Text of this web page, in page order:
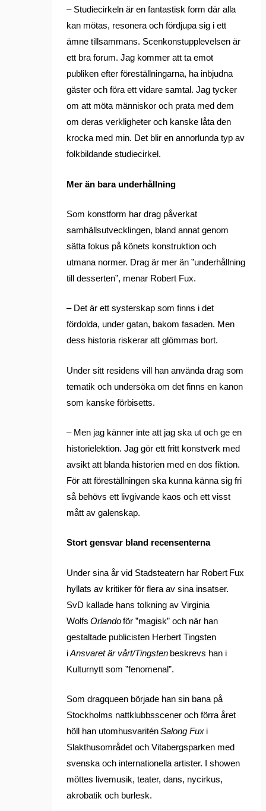
– Studiecirkeln är en fantastisk form där alla
kan mötas, resonera och fördjupa sig i ett
ämne tillsammans. Scenkonstupplevelsen är
ett bra forum. Jag kommer att ta emot
publiken efter föreställningarna, ha inbjudna
gäster och föra ett vidare samtal. Jag tycker
om att möta människor och prata med dem
om deras verkligheter och kanske låta den
krocka med min. Det blir en annorlunda typ av
folkbildande studiecirkel.
Mer än bara underhållning
Som konstform har drag påverkat
samhällsutvecklingen, bland annat genom
sätta fokus på könets konstruktion och
utmana normer. Drag är mer än ”underhållning
till desserten”, menar Robert Fux.
– Det är ett systerskap som finns i det
fördolda, under gatan, bakom fasaden. Men
dess historia riskerar att glömmas bort.
Under sitt residens vill han använda drag som
tematik och undersöka om det finns en kanon
som kanske förbisetts.
– Men jag känner inte att jag ska ut och ge en
historielektion. Jag gör ett fritt konstverk med
avsikt att blanda historien med en dos fiktion.
För att föreställningen ska kunna känna sig fri
så behövs ett livgivande kaos och ett visst
mått av galenskap.
Stort gensvar bland recensenterna
Under sina år vid Stadsteatern har Robert Fux
hyllats av kritiker för flera av sina insatser.
SvD kallade hans tolkning av Virginia
WolfsOrlandoför ”magisk” och när han
gestaltade publicisten Herbert Tingsten
iAnsvaret är vårt/Tingsten beskrevs han i
Kulturnytt som ”fenomenal”.
Som dragqueen började han sin bana på
Stockholms nattklubbsscener och förra året
höll han utomhusvariténSalong Fux i
Slakthusområdet och Vitabergsparken med
svenska och internationella artister. I showen
möttes livemusik, teater, dans, nycirkus,
akrobatik och burlesk.